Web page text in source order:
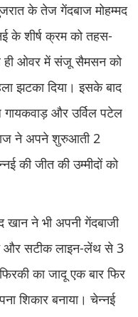
के तेज गेंदबाज मोहम्मद
के शीर्ष क्रम को तहस-
ही ओवर में संजू सैमसन को
झटका दिया। इसके बाद
और उर्विल पटेल
ने अपने शुरुआती 2
की जीत की उम्मीदों को
खान ने भी अपनी गेंदबाजी
और सटीक लाइन-लेंथ से 3
का जादू एक बार फिर
शिकार बनाया। चेन्नई